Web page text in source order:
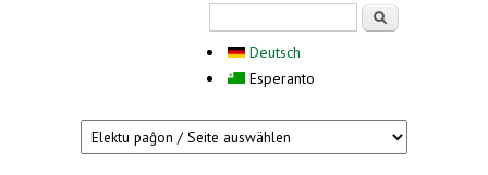
Deutsch
Esperanto